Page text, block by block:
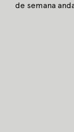
de semana